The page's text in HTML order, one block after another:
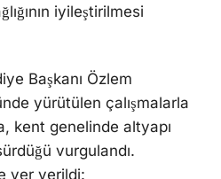
iyileştirilmesi
Başkanı Özlem
yürütülen çalışmalarla
kent genelinde altyapı
vurgulandı.
yer verildi: